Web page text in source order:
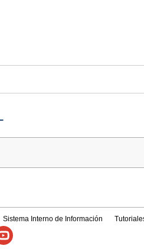
Sistema Interno de Información